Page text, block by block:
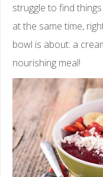
struggle to find
at the same time,
bowl is about: a
nourishing meal!